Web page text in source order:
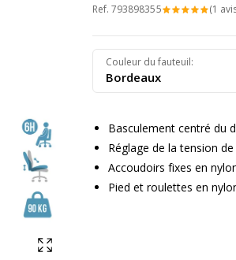
Afficher en plein écran
Ref. 793898355 (1
Couleur du fauteuil:
Bordeaux
Basculement centré du
Réglage de la tension
Accoudoirs fixes en
Pied et roulettes en